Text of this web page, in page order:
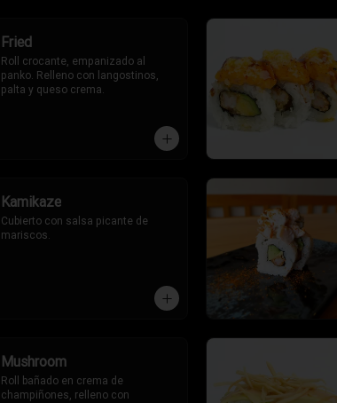
Fried
Roll crocante, empanizado al
panko. Relleno con langostinos,
palta y queso crema.
Kamikaze
Cubierto con salsa picante de
mariscos.
Mushroom
Roll bañado en crema de
champiñones, relleno con